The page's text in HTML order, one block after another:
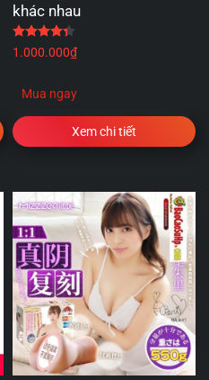
5 sao
khác nhau
1.000.000₫
Mua ngay
Xem chi tiết